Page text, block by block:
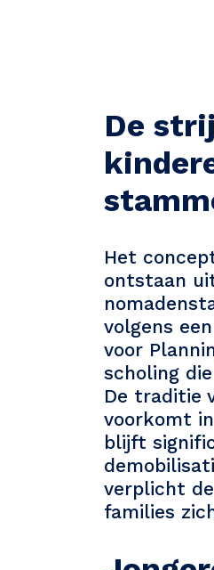
De
Het
ontstaan
volgens
voor
scholing
De traditie
voorkomt
blijft
verplicht
families